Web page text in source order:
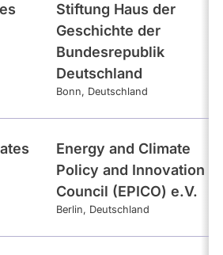
Stiftung Haus der
Geschichte der
Bundesrepublik
Deutschland
Bonn Deutschland
Energy and Climate
Policy and Innovation
Council (EPICO) e.V.
Berlin Deutschland